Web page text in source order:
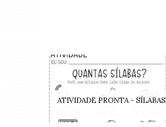
ATIVIDADE PRONTA - SÍLABAS